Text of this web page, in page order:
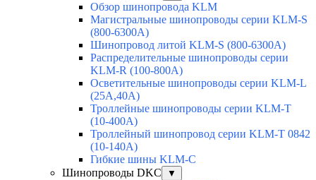
Обзор шинопровода KLM
Магистральные шинопроводы серии KLM-S
(800-6300А)
Шинопровод литой KLM-S (800-6300А)
Распределительные шинопроводы серии
KLM-R (100-800А)
Осветительные шинопроводы серии KLM-L
(25А,40А)
Троллейные шинопроводы серии KLM-T
(10-400А)
Троллейный шинопровод серии KLM-T 0842
(10-140А)
Гибкие шины KLM-С
Шинопроводы DKC
▼